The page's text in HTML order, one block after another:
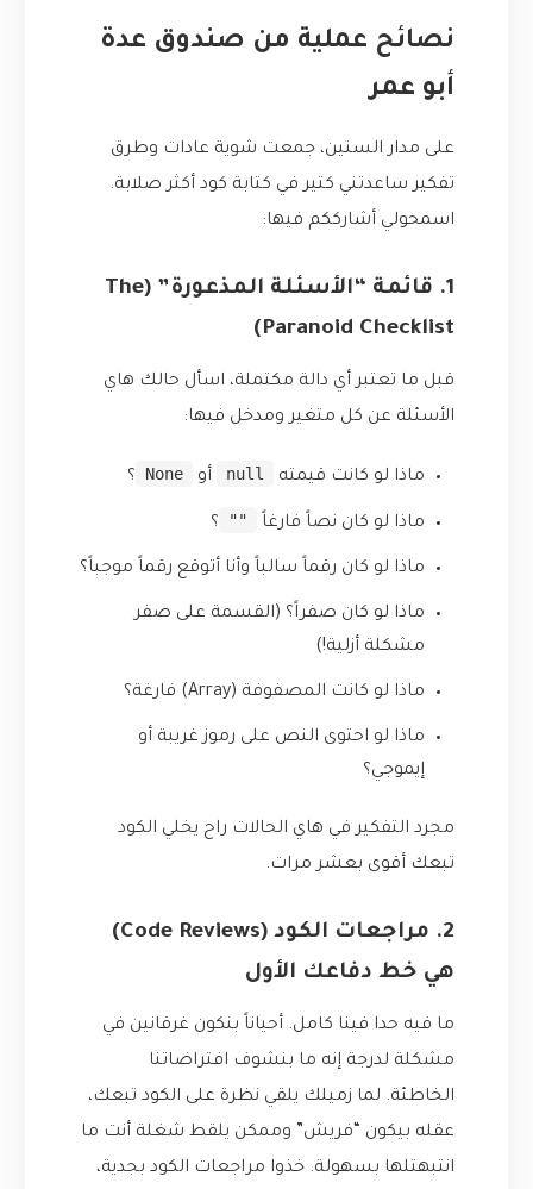
نصائح عملية من صندوق عدة
أبو عمر
على مدار السنين، جمعت شوية عادات وطرق
تفكير ساعدتني كتير في كتابة كود أكثر صلابة.
اسمحولي أشارككم فيها:
1. قائمة “الأسئلة المذعورة” (The
Paranoid Checklist)
قبل ما تعتبر أي دالة مكتملة، اسأل حالك هاي
الأسئلة عن كل متغير ومدخل فيها:
ماذا لو كانت قيمته null أو None ؟
ماذا لو كان نصاً فارغاً "" ؟
ماذا لو كان رقماً سالباً وأنا أتوقع رقماً موجباً؟
ماذا لو كان صفراً؟ (القسمة على صفر
مشكلة أزلية!)
ماذا لو كانت المصفوفة (Array) فارغة؟
ماذا لو احتوى النص على رموز غريبة أو
إيموجي؟
مجرد التفكير في هاي الحالات راح يخلي الكود
تبعك أقوى بعشر مرات.
2. مراجعات الكود (Code Reviews)
هي خط دفاعك الأول
ما فيه حدا فينا كامل. أحياناً بنكون غرقانين في
مشكلة لدرجة إنه ما بنشوف افتراضاتنا
الخاطئة. لما زميلك يلقي نظرة على الكود تبعك،
عقله بيكون “فريش” وممكن يلقط شغلة أنت ما
انتبهتلها بسهولة. خذوا مراجعات الكود بجدية،